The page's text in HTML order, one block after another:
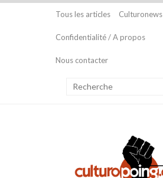
Tous les articles Culturonews
Confidentialité / A propos
Nous contacter